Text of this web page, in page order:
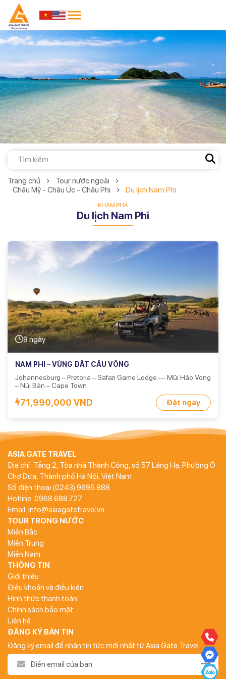
Trang chủ
Tour nước ngoài
Châu Mỹ - Châu Úc - Châu Phi
Du lịch Nam Phi
KHÁM PHÁ
Du lịch Nam Phi
9 ngày
NAM PHI – VÙNG ĐẤT CẦU VỒNG
Johannesburg – Pretoria – Safari Game Lodge –– Mũi Hảo Vọng
– Núi Bàn – Cape Town
71,990,000 VND Đặt ngay
ASIA GATE TRAVEL
Địa chỉ: Tầng 2, Tòa nhà Thành Công, số 57 Láng Hạ, Phường Ô
Chợ Dừa, Thành phố Hà Nội, Việt Nam
Số điện thoại:(0243).9695.888
Hotline: 0968.688.727
Email: info@asiagatetravel.vn
TOUR TRONG NƯỚC
Miền Bắc
Miền Trung
Miền Nam
THÔNG TIN
Giới thiệu
Điều khoản và điều kiện
Hình thức thanh toán
Chính sách bảo mật
Liên hệ
ĐĂNG KÝ BẢN TIN
Đăng ký email để nhận tin tức mới nhất từ Asia Gate Travel